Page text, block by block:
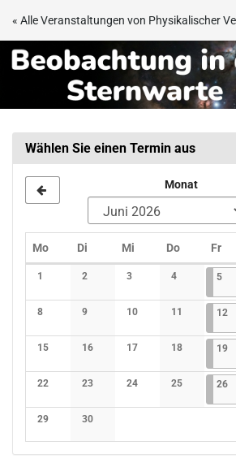
Zum
Inhalt
springen
« Alle Veranstaltungen von Physikalischer
Sternwarte
Frankfurt
Wählen Sie einen Termin aus
Monat
Kalender
MoMontag
Di Dienstag
Mi Mittwoch
DoDonnerstag
Fr
1
Keine Veranstaltungen
2
Keine Veranstaltungen
3
Keine Veranstaltungen
4
Keine
54
8
Keine Veranstaltungen
9
Keine Veranstaltungen
10
Keine Veranstaltungen
11
Keine
12
15
Keine Veranstaltungen
16
Keine Veranstaltungen
17
Keine Veranstaltungen
18
Keine
194
22
Keine Veranstaltungen
23
Keine Veranstaltungen
24
Keine Veranstaltungen
25
Keine
264
29
Keine Veranstaltungen
30
Keine Veranstaltungen